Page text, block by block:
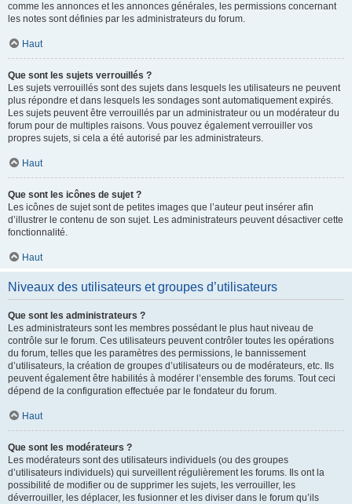
comme les annonces et les annonces générales, les permissions concernant
les notes sont définies par les administrateurs du forum.
Haut
Que sont les sujets verrouillés ?
Les sujets verrouillés sont des sujets dans lesquels les utilisateurs ne peuvent
plus répondre et dans lesquels les sondages sont automatiquement expirés.
Les sujets peuvent être verrouillés par un administrateur ou un modérateur du
forum pour de multiples raisons. Vous pouvez également verrouiller vos
propres sujets, si cela a été autorisé par les administrateurs.
Haut
Que sont les icônes de sujet ?
Les icônes de sujet sont de petites images que l’auteur peut insérer afin
d’illustrer le contenu de son sujet. Les administrateurs peuvent désactiver cette
fonctionnalité.
Haut
Niveaux des utilisateurs et groupes d’utilisateurs
Que sont les administrateurs ?
Les administrateurs sont les membres possédant le plus haut niveau de
contrôle sur le forum. Ces utilisateurs peuvent contrôler toutes les opérations
du forum, telles que les paramètres des permissions, le bannissement
d’utilisateurs, la création de groupes d’utilisateurs ou de modérateurs, etc. Ils
peuvent également être habilités à modérer l’ensemble des forums. Tout ceci
dépend de la configuration effectuée par le fondateur du forum.
Haut
Que sont les modérateurs ?
Les modérateurs sont des utilisateurs individuels (ou des groupes
d’utilisateurs individuels) qui surveillent régulièrement les forums. Ils ont la
possibilité de modifier ou de supprimer les sujets, les verrouiller, les
déverrouiller, les déplacer, les fusionner et les diviser dans le forum qu’ils